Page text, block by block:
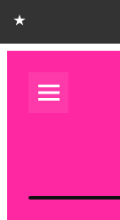
مادران و